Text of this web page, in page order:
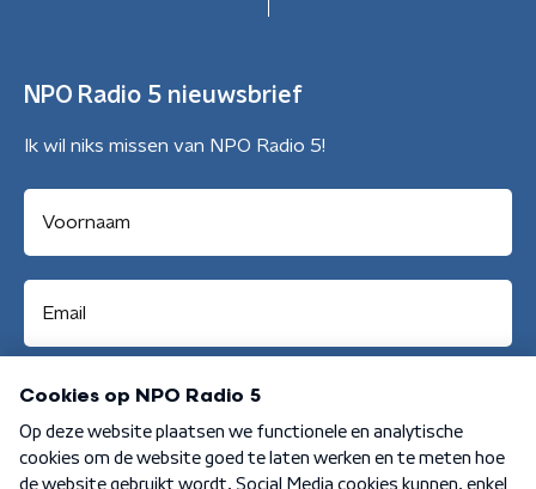
NPO Radio 5 nieuwsbrief
Ik wil niks missen van NPO Radio 5!
Aanmelden